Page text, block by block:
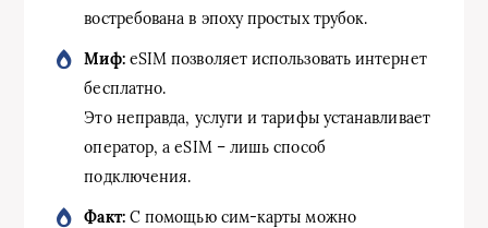
востребована в эпоху простых трубок.
Миф:eSIM позволяет использовать интернет
бесплатно.
Это неправда, услуги и тарифы устанавливает
оператор, а eSIM – лишь способ
подключения.
Факт:С помощью сим-карты можно